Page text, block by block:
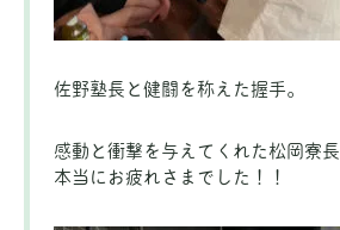
佐野塾長と健闘を称えた握手。
感動と衝撃を与えてくれた松岡寮長
本当にお疲れさまでした！！